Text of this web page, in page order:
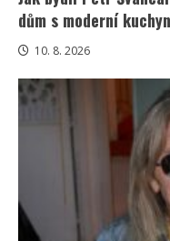
dům s moderní
10. 8. 2026